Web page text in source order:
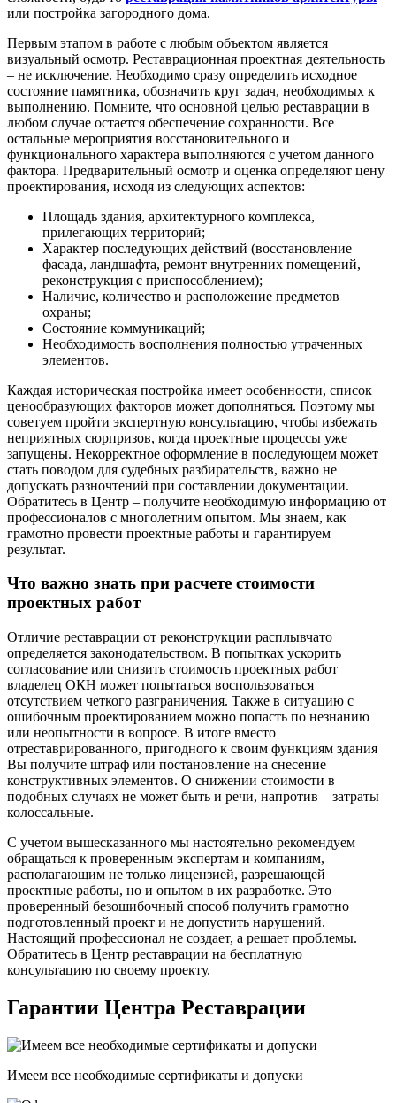
или постройка загородного дома.
Первым этапом в работе с любым объектом является
визуальный осмотр. Реставрационная проектная деятельность
– не исключение. Необходимо сразу определить исходное
состояние памятника, обозначить круг задач, необходимых к
выполнению. Помните, что основной целью реставрации в
любом случае остается обеспечение сохранности. Все
остальные мероприятия восстановительного и
функционального характера выполняются с учетом данного
фактора. Предварительный осмотр и оценка определяют цену
проектирования, исходя из следующих аспектов:
Площадь здания, архитектурного комплекса,
прилегающих территорий;
Характер последующих действий (восстановление
фасада, ландшафта, ремонт внутренних помещений,
реконструкция с приспособлением);
Наличие, количество и расположение предметов
охраны;
Состояние коммуникаций;
Необходимость восполнения полностью утраченных
элементов.
Каждая историческая постройка имеет особенности, список
ценообразующих факторов может дополняться. Поэтому мы
советуем пройти экспертную консультацию, чтобы избежать
неприятных сюрпризов, когда проектные процессы уже
запущены. Некорректное оформление в последующем может
стать поводом для судебных разбирательств, важно не
допускать разночтений при составлении документации.
Обратитесь в Центр – получите необходимую информацию от
профессионалов с многолетним опытом. Мы знаем, как
грамотно провести проектные работы и гарантируем
результат.
Что важно знать при расчете стоимости
проектных работ
Отличие реставрации от реконструкции расплывчато
определяется законодательством. В попытках ускорить
согласование или снизить стоимость проектных работ
владелец ОКН может попытаться воспользоваться
отсутствием четкого разграничения. Также в ситуацию с
ошибочным проектированием можно попасть по незнанию
или неопытности в вопросе. В итоге вместо
отреставрированного, пригодного к своим функциям здания
Вы получите штраф или постановление на снесение
конструктивных элементов. О снижении стоимости в
подобных случаях не может быть и речи, напротив – затраты
колоссальные.
С учетом вышесказанного мы настоятельно рекомендуем
обращаться к проверенным экспертам и компаниям,
располагающим не только лицензией, разрешающей
проектные работы, но и опытом в их разработке. Это
проверенный безошибочный способ получить грамотно
подготовленный проект и не допустить нарушений.
Настоящий профессионал не создает, а решает проблемы.
Обратитесь в Центр реставрации на бесплатную
консультацию по своему проекту.
Гарантии Центра Реставрации
Имеем все необходимые сертификаты и допуски